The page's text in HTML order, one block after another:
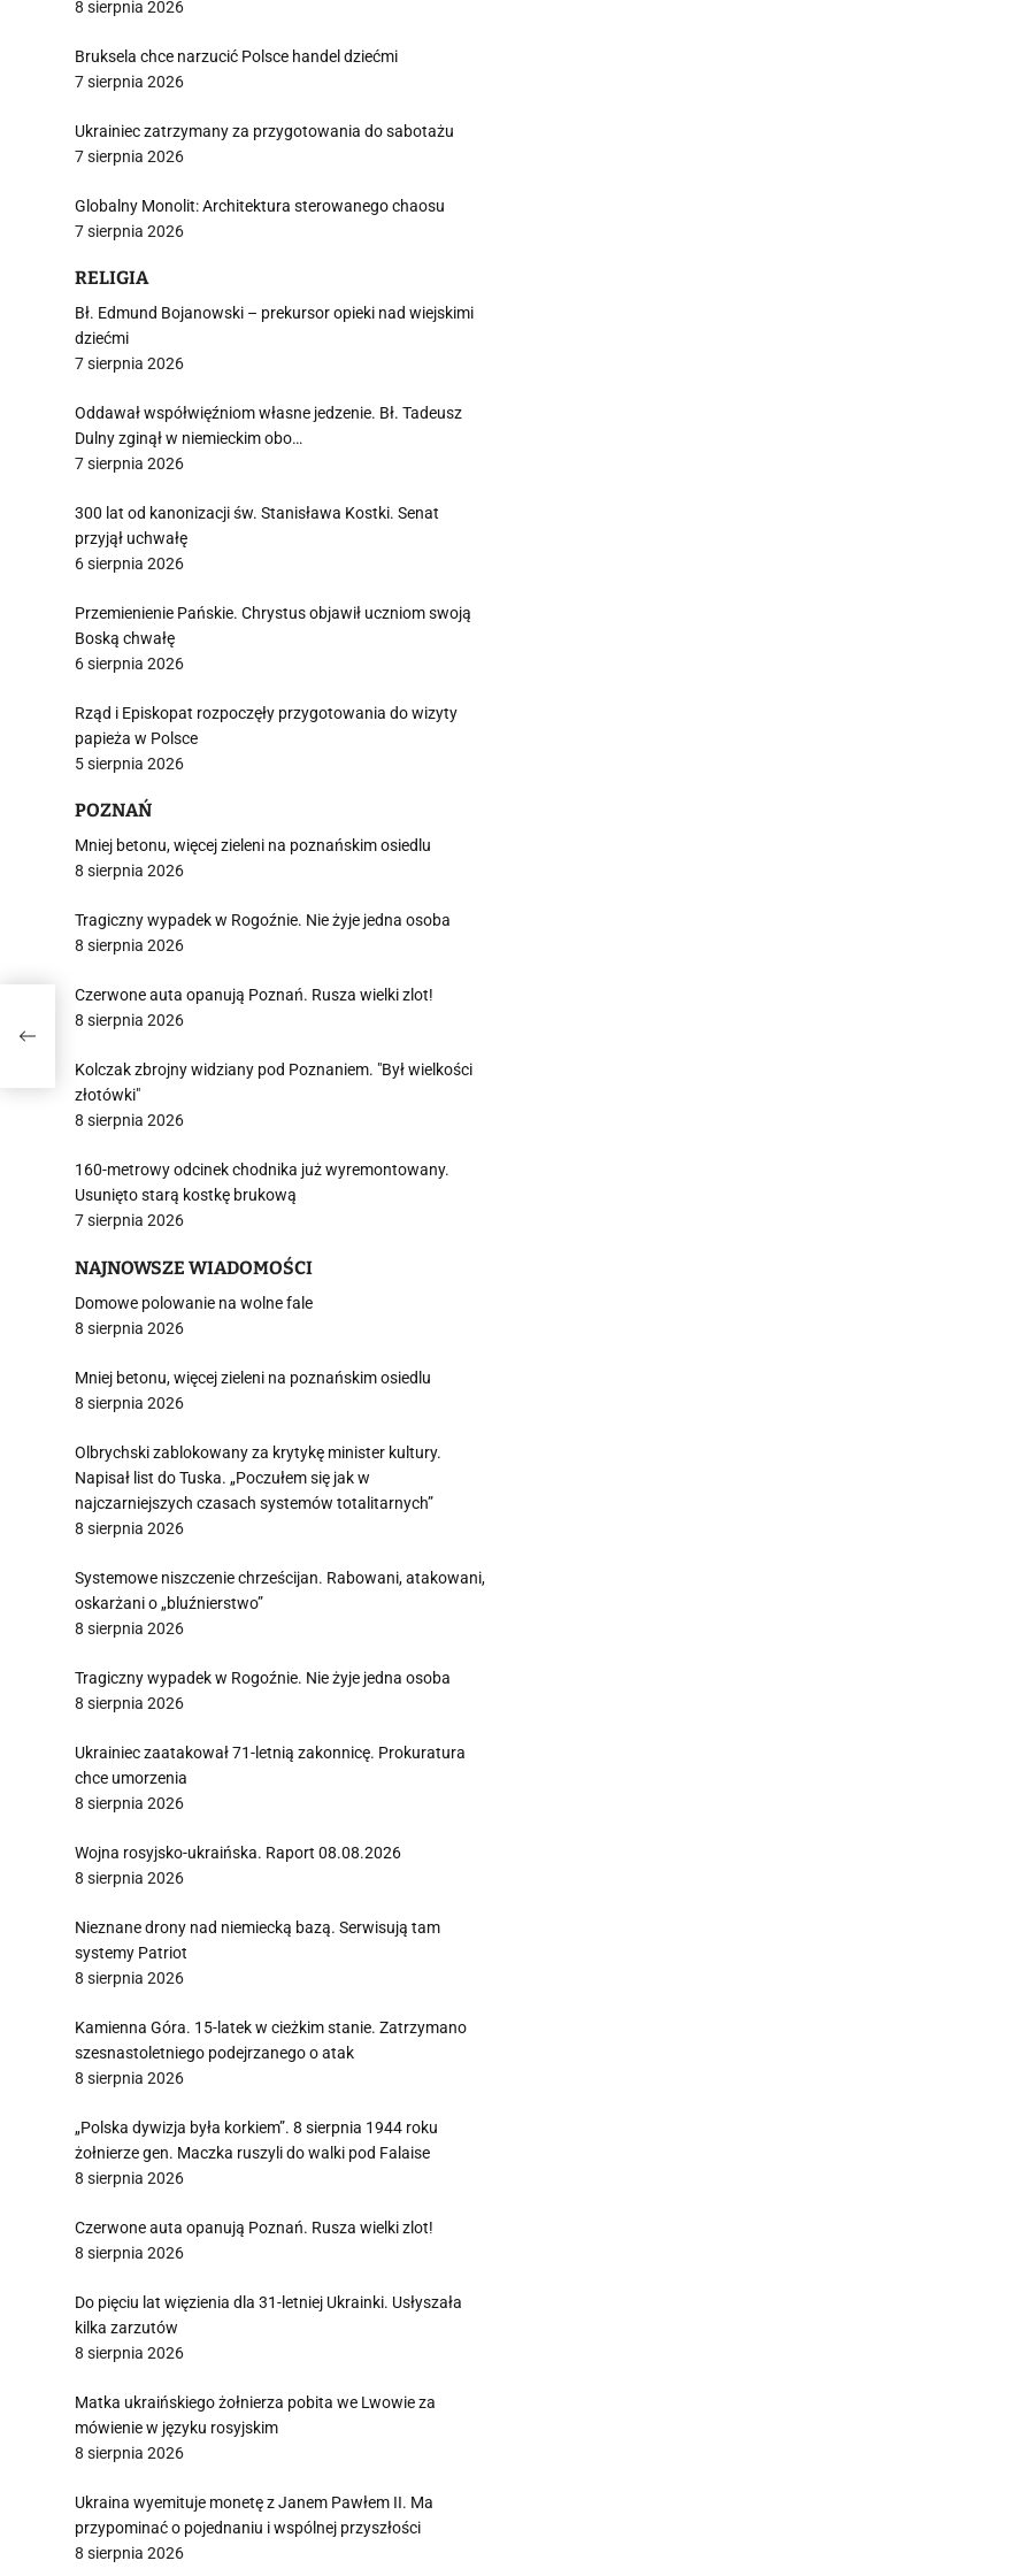
8 sierpnia 2026
Bruksela chce narzucić Polsce handel dziećmi
7 sierpnia 2026
Ukrainiec zatrzymany za przygotowania do sabotażu
7 sierpnia 2026
Globalny Monolit: Architektura sterowanego chaosu
7 sierpnia 2026
RELIGIA
Bł. Edmund Bojanowski – prekursor opieki nad wiejskimi
dziećmi
7 sierpnia 2026
Oddawał współwięźniom własne jedzenie. Bł. Tadeusz
Dulny zginął w niemieckim obo…
7 sierpnia 2026
300 lat od kanonizacji św. Stanisława Kostki. Senat
przyjął uchwałę
6 sierpnia 2026
Przemienienie Pańskie. Chrystus objawił uczniom swoją
Boską chwałę
6 sierpnia 2026
Rząd i Episkopat rozpoczęły przygotowania do wizyty
papieża w Polsce
5 sierpnia 2026
POZNAŃ
Mniej betonu, więcej zieleni na poznańskim osiedlu
8 sierpnia 2026
Tragiczny wypadek w Rogoźnie. Nie żyje jedna osoba
8 sierpnia 2026
Czerwone auta opanują Poznań. Rusza wielki zlot!
8 sierpnia 2026
Kolczak zbrojny widziany pod Poznaniem. "Był wielkości
złotówki"
8 sierpnia 2026
160-metrowy odcinek chodnika już wyremontowany.
Usunięto starą kostkę brukową
7 sierpnia 2026
NAJNOWSZE WIADOMOŚCI
Domowe polowanie na wolne fale
8 sierpnia 2026
Mniej betonu, więcej zieleni na poznańskim osiedlu
8 sierpnia 2026
Olbrychski zablokowany za krytykę minister kultury.
Napisał list do Tuska. „Poczułem się jak w
najczarniejszych czasach systemów totalitarnych”
8 sierpnia 2026
Systemowe niszczenie chrześcijan. Rabowani, atakowani,
oskarżani o „bluźnierstwo”
8 sierpnia 2026
Tragiczny wypadek w Rogoźnie. Nie żyje jedna osoba
8 sierpnia 2026
Ukrainiec zaatakował 71-letnią zakonnicę. Prokuratura
chce umorzenia
8 sierpnia 2026
Wojna rosyjsko-ukraińska. Raport 08.08.2026
8 sierpnia 2026
Nieznane drony nad niemiecką bazą. Serwisują tam
systemy Patriot
8 sierpnia 2026
Kamienna Góra. 15-latek w cieżkim stanie. Zatrzymano
szesnastoletniego podejrzanego o atak
8 sierpnia 2026
„Polska dywizja była korkiem”. 8 sierpnia 1944 roku
żołnierze gen. Maczka ruszyli do walki pod Falaise
8 sierpnia 2026
Czerwone auta opanują Poznań. Rusza wielki zlot!
8 sierpnia 2026
Do pięciu lat więzienia dla 31-letniej Ukrainki. Usłyszała
kilka zarzutów
8 sierpnia 2026
Matka ukraińskiego żołnierza pobita we Lwowie za
mówienie w języku rosyjskim
8 sierpnia 2026
Ukraina wyemituje monetę z Janem Pawłem II. Ma
przypominać o pojednaniu i wspólnej przyszłości
8 sierpnia 2026